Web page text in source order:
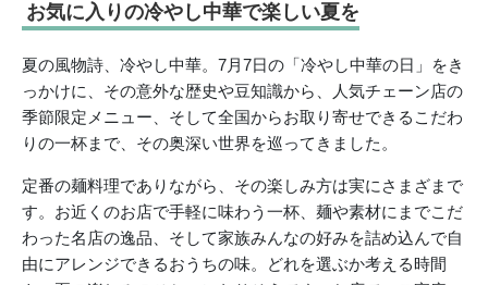
お気に入りの冷やし中華で楽しい夏を
夏の風物詩、冷やし中華。7月7日の「冷やし中華の日」をき
っかけに、その意外な歴史や豆知識から、人気チェーン店の
季節限定メニュー、そして全国からお取り寄せできるこだわ
りの一杯まで、その奥深い世界を巡ってきました。
定番の麺料理でありながら、その楽しみ方は実にさまざまで
す。お近くのお店で手軽に味わう一杯、麺や素材にまでこだ
わった名店の逸品、そして家族みんなの好みを詰め込んで自
由にアレンジできるおうちの味。どれを選ぶか考える時間